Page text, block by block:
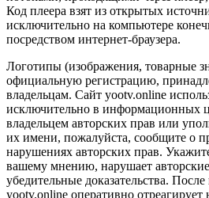
Код плеера взят из открытых
исключительно на компьютере
посредством интернет-браузера.
Логотипы (изображения, товарные
официальную регистрацию,
владельцам. Сайт yootv.online
исключительно в информационных
владельцем авторских прав или
их имени, пожалуйста, сообщите о
нарушениях авторских прав.
вашему мнению, нарушает
убедительные доказательства.
yootv.online оперативно отреагирует